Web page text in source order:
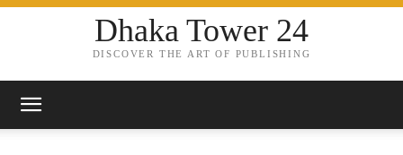
Dhaka Tower 24
DISCOVER THE ART OF PUBLISHING